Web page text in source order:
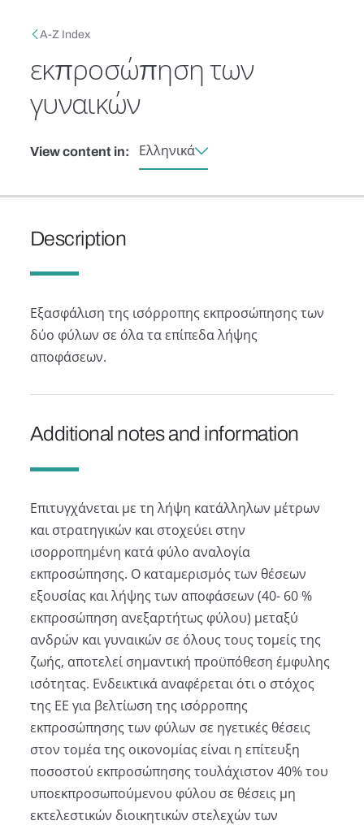
Breadcrumb
A-Z Index
εκπροσώπηση των
γυναικών
View content in: Ελληνικά
Description
Εξασφάλιση της ισόρροπης εκπροσώπησης των
δύο φύλων σε όλα τα επίπεδα λήψης
αποφάσεων.
Additional notes and information
Επιτυγχάνεται με τη λήψη κατάλληλων μέτρων
και στρατηγικών και στοχεύει στην
ισορροπημένη κατά φύλο αναλογία
εκπροσώπησης. Ο καταμερισμός των θέσεων
εξουσίας και λήψης των αποφάσεων (40- 60 %
εκπροσώπηση ανεξαρτήτως φύλου) μεταξύ
ανδρών και γυναικών σε όλους τους τομείς της
ζωής, αποτελεί σημαντική προϋπόθεση έμφυλης
ισότητας. Ενδεικτικά αναφέρεται ότι ο στόχος
της ΕΕ για βελτίωση της ισόρροπης
εκπροσώπησης των φύλων σε ηγετικές θέσεις
στον τομέα της οικονομίας είναι η επίτευξη
ποσοστού εκπροσώπησης τουλάχιστον 40% του
υποεκπροσωπούμενου φύλου σε θέσεις μη
εκτελεστικών διοικητικών στελεχών των